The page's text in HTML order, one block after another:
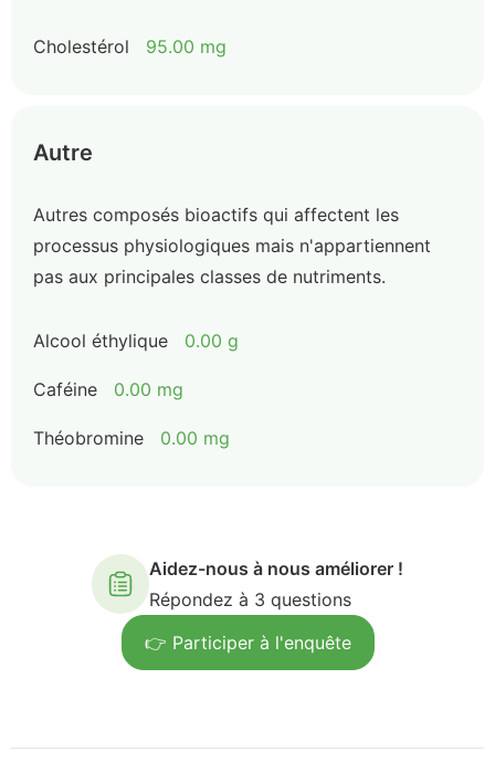
Cholestérol 95.00 mg
Autre
Autres composés bioactifs qui affectent les
processus physiologiques mais n'appartiennent
pas aux principales classes de nutriments.
Alcool éthylique 0.00 g
Caféine 0.00 mg
Théobromine 0.00 mg
Aidez-nous à nous améliorer !
Répondez à 3 questions
👉 Participer à l'enquête